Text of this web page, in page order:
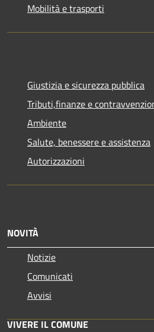
Mobilità e trasporti
Giustizia e sicurezza pubblica
Tributi,finanze e
Ambiente
Salute, benessere e assistenza
Autorizzazioni
NOVITÀ
Notizie
Comunicati
Avvisi
VIVERE IL COMUNE